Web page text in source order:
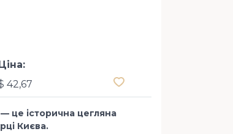
42,67
це історична цегляна
Києва.